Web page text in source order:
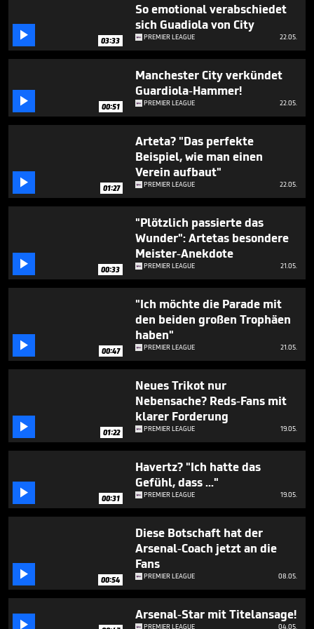
seconds
 03:33
So emotional verabschiedet
sich Guadiola von City
PREMIER LEAGUE 22.05.
 00:51
Manchester City verkündet
Guardiola-Hammer!
PREMIER LEAGUE 22.05.
 01:27
Arteta? "Das perfekte
Beispiel, wie man einen
Verein aufbaut"
PREMIER LEAGUE 22.05.
 00:33
"Plötzlich passierte das
Wunder": Artetas besondere
Meister-Anekdote
PREMIER LEAGUE 21.05.
 00:47
"Ich möchte die Parade mit
den beiden großen Trophäen
haben"
PREMIER LEAGUE 21.05.
 01:22
Neues Trikot nur
Nebensache? Reds-Fans mit
klarer Forderung
PREMIER LEAGUE 19.05.
 00:31
Havertz? "Ich hatte das
Gefühl, dass ..."
PREMIER LEAGUE 19.05.
 00:54
Diese Botschaft hat der
Arsenal-Coach jetzt an die
Fans
PREMIER LEAGUE 08.05.

Arsenal-Star mit Titelansage!
PREMIER LEAGUE 04.05.